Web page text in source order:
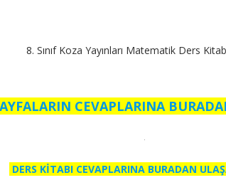
8. Sınıf Koza Yayınları Matematik Ders
CEVAPLARINA
DERS KİTABI CEVAPLARINA BURADAN